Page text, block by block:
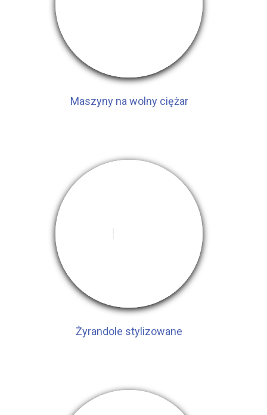
Maszyny na wolny ciężar
Żyrandole stylizowane